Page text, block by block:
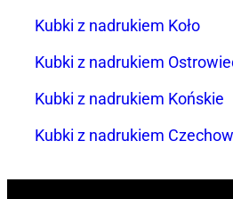
Kubki z nadrukiem Koło
Kubki z nadrukiem
Kubki z nadrukiem Końskie
Kubki z nadrukiem